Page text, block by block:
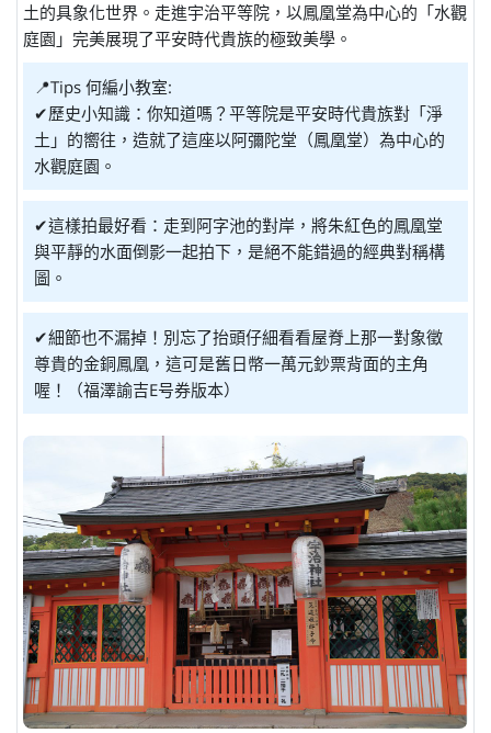
土的具象化世界。走進宇治平等院，以鳳凰堂為中心的「水觀
庭園」完美展現了平安時代貴族的極致美學。
📍Tips 何編小教室:
✔歷史小知識：你知道嗎？平等院是平安時代貴族對「淨
土」的嚮往，造就了這座以阿彌陀堂（鳳凰堂）為中心的
水觀庭園。
✔這樣拍最好看：走到阿字池的對岸，將朱紅色的鳳凰堂
與平靜的水面倒影一起拍下，是絕不能錯過的經典對稱構
圖。
✔細節也不漏掉！別忘了抬頭仔細看看屋脊上那一對象徵
尊貴的金銅鳳凰，這可是舊日幣一萬元鈔票背面的主角
喔！（福澤諭吉E号券版本）